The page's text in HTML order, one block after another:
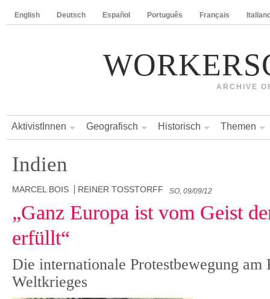
English Deutsch Español Português Français
ARCHIVE
AktivistInnen Geografisch Historisch Themen
Indien
MARCEL BOIS REINER TOSSTORFF SO, 09/09/12
„Ganz Europa ist vom Geist
erfüllt“
Die internationale Protestbewegung am
Weltkrieges